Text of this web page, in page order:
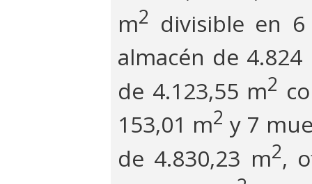
m2 divisible en
almacén de 4.824
de 4.123,55 m2
153,01 m2 y 7
de 4.830,23 m2,